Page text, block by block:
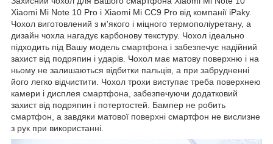
Xiaomi Mi Note 10 Pro і Xiaomi Mi CC9 Pro від компанії iPaky.
Чохол виготовлений з м'якого і міцного термополіуретану, а
дизайн чохла нагадує карбонову текстуру. Чохол ідеально
підходить під Вашу модель смартфона і забезпечує надійний
захист від подряпин і ударів. Чохол має матову поверхню і на
ньому не залишаються відбитки пальців, а при забрудненні
його легко відчистити. Чохол трохи виступає треба поверхнею
камери і дисплея смартфона, забезпечуючи додатковий
захист від подряпин і потертостей. Бампер не робить
смартфон, а завдяки матової поверхні смартфон не вислизне
з рук при використанні.